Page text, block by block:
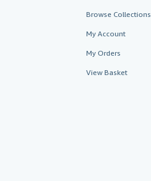
Browse Collections
My Account
My Orders
View Basket